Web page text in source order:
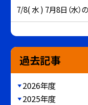
7/8( 水 ) 7月8日（水）
過去記事
2026年度
2025年度